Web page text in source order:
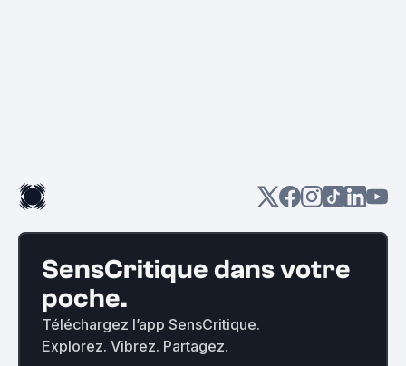
SensCritique dans votre
poche.
Téléchargez l’app SensCritique.
Explorez. Vibrez. Partagez.